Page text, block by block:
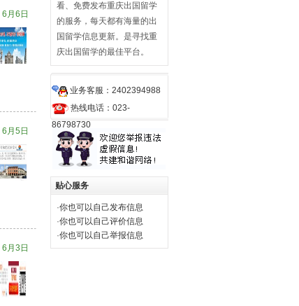
6月6日
6月5日
6月3日
看、免费发布重庆出国留学
的服务，每天都有海量的出
国留学信息更新。是寻找重
庆出国留学的最佳平台。
业务客服： 2402394988
热线电话：023-
86798730
贴心服务
·你也可以自己发布信息
·你也可以自己评价信息
·你也可以自己举报信息